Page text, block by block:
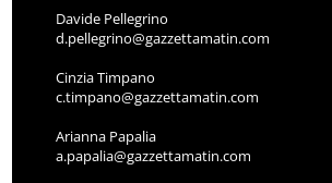
Davide Pellegrino
d.pellegrino@gazzettamatin.com
Cinzia Timpano
c.timpano@gazzettamatin.com
Arianna Papalia
a.papalia@gazzettamatin.com